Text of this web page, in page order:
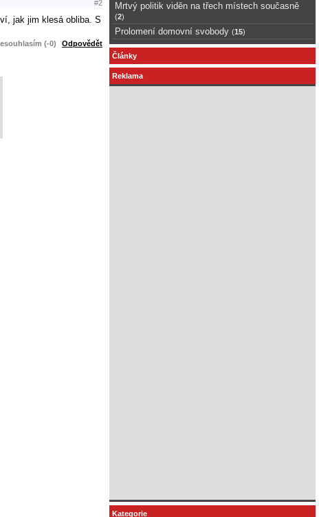
#2
jak jim klesá obliba. S
(-0) Odpovědět
Mrtvý politik viděn na třech místech současně
(2)
Prolomení domovní svobody (15)
Články
Reklama
Kategorie